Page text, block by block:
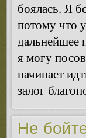
боялась. Я
потому что
дальнейшее
я могу
начинает
залог
Не